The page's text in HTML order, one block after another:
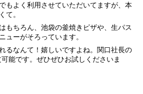
もよく利用させていただいてますが、本
て。
もちろん、池袋の釜焼きピザや、生パス
ューがそろっています。
るなんて！嬉しいですよね。関口社長の
能です。ぜひぜひお試しくださいま